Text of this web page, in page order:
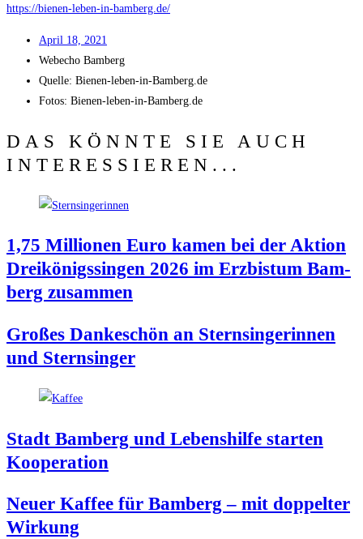
https://bienen-leben-in-bamberg.de/
April 18, 2021
Web­echo Bamberg
Quel­le: Bienen-leben-in-Bamberg.de
Fotos: Bienen-leben-in-Bamberg.de
DAS KÖNNTE SIE AUCH
INTERESSIEREN...
1,75 Mil­lio­nen Euro kamen bei der Akti­on
Drei­kö­nigs­sin­gen 2026 im Erz­bis­tum Bam­
berg zusammen
Gro­ßes Dan­ke­schön an Stern­sin­ge­rin­nen
und Sternsinger
Stadt Bam­berg und Lebens­hil­fe star­ten
Kooperation
Neu­er Kaf­fee für Bam­berg – mit dop­pel­ter
Wirkung